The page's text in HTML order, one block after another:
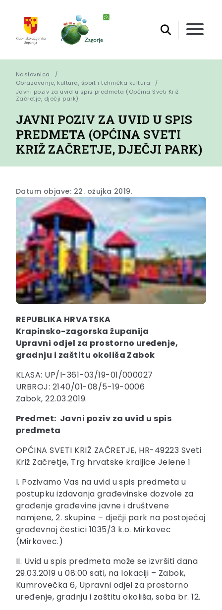
Naslovnica
Obrazovanje, kultura, šport i tehnička kultura
Javni poziv za uvid u spis predmeta (Općina Sveti Križ
Začretje, dječji park)
JAVNI POZIV ZA UVID U SPIS
PREDMETA (OPĆINA SVETI
KRIŽ ZAČRETJE, DJEČJI PARK)
Datum objave: 22. ožujka 2019.
REPUBLIKA HRVATSKA
Krapinsko-zagorska županija
Upravni odjel za prostorno uređenje,
gradnju i zaštitu okoliša Zabok
KLASA: UP/I-361-03/19-01/000027
URBROJ: 2140/01-08/5-19-0006
Zabok, 22.03.2019.
Predmet: Javni poziv za uvid u spis
predmeta
OPĆINA SVETI KRIŽ ZAČRETJE, HR-49223 Sveti
Križ Začretje, Trg hrvatske kraljice Jelene 1
I. Pozivamo Vas na uvid u spis predmeta u
postupku izdavanja građevinske dozvole za
građenje građevine javne i društvene
namjene, 2. skupine – dječji park na postojećoj
građevnoj čestici 1035/3 k.o. Mirkovec
(Mirkovec.)
II. Uvid u spis predmeta može se izvršiti dana
29.03.2019 u 08:00 sati, na lokaciji – Zabok,
Kumrovečka 6, Upravni odjel za prostorno
uređenje, gradnju i zaštitu okoliša, soba br. 12.